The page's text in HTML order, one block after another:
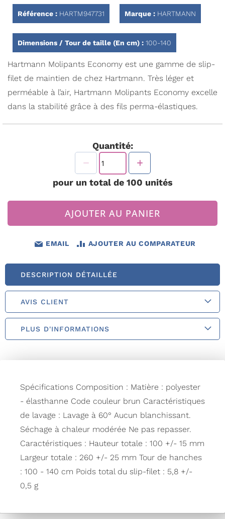
Galerie
d’images
Référence : HARTM947731 Marque : HARTMANN
Dimensions / Tour de taille (En cm) : 100-140
Hartmann Molipants Economy est une gamme de slip-
filet de maintien de chez Hartmann. Très léger et
perméable à l’air, Hartmann Molipants Economy excelle
dans la stabilité grâce à des fils perma-élastiques.
Quantité:
pour un total de 100 unités
AJOUTER AU PANIER
EMAIL AJOUTER AU COMPARATEUR
DESCRIPTION DÉTAILLÉE
AVIS CLIENT
PLUS D'INFORMATIONS
Spécifications Composition : Matière : polyester
- élasthanne Code couleur brun Caractéristiques
de lavage : Lavage à 60° Aucun blanchissant.
Séchage à chaleur modérée Ne pas repasser.
Caractéristiques : Hauteur totale : 100 +/- 15 mm
Largeur totale : 260 +/- 25 mm Tour de hanches
: 100 - 140 cm Poids total du slip-filet : 5,8 +/-
0,5 g